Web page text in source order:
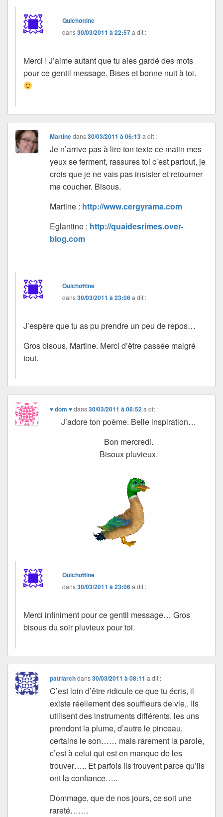
Quichottine
dans30/03/2011 à 22:57a dit :
Merci ! J’aime autant que tu aies gardé des mots
pour ce gentil message. Bises et bonne nuit à toi.
Martinedans30/03/2011 à 06:13 a dit :
Je n’arrive pas à lire ton texte ce matin mes
yeux se ferment, rassures toi c’est partout, je
crois que je ne vais pas insister et retourner
me coucher. Bisous.
Martine : http://www.cergyrama.com
Eglantine : http://quaidesrimes.over-
blog.com
Quichottine
dans30/03/2011 à 23:06a dit :
J’espère que tu as pu prendre un peu de repos…
Gros bisous, Martine. Merci d’être passée malgré
tout.
♥ dom ♥dans30/03/2011 à 06:52 a dit :
J’adore ton poème. Belle inspiration…
Bon mercredi.
Bisoux pluvieux.
Quichottine
dans30/03/2011 à 23:06a dit :
Merci infiniment pour ce gentil message… Gros
bisous du soir pluvieux pour toi.
patriarchdans30/03/2011 à 08:11 a dit :
C’est loin d’être ridicule ce que tu écris, il
existe réellement des souffleurs de vie,. Ils
utilisent des instruments différents, les uns
prendont la plume, d’autre le pinceau,
certains le son…… mais rarement la parole,
c’est à celui qui est en manque de les
trouver….. Et parfois ils trouvent parce qu’ils
ont la confiance…..
Dommage, que de nos jours, ce soit une
rareté…….